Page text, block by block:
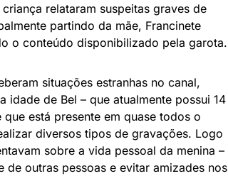
relataram suspeitas graves de
partindo da mãe, Francinete
o conteúdo disponibilizado pela garota.
situações estranhas no canal,
de Bel – que atualmente possui 14
está presente em quase todos o
diversos tipos de gravações. Logo
sobre a vida pessoal da menina –
outras pessoas e evitar amizades nos